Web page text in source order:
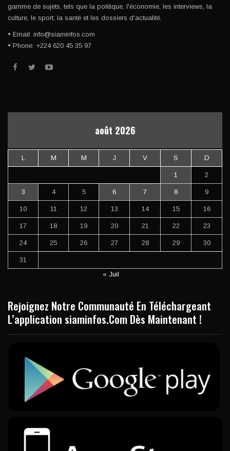
gamme de sujets, tels que la politique, l'économie, les interviews, la
culture, le sport, la santé et les dossiers d'actualité.
• Email: info@siaminfos.com
• Phone: +224 620 45 35 97
août 2026
L M M J V S D
1 2
3 4 5 6 7 8 9
10 11 12 13 14 15 16
17 18 19 20 21 22 23
24 25 26 27 28 29 30
31
« Juil
Rejoignez Notre Communauté En Téléchargeant
L’application siaminfos.Com Dès Maintenant !